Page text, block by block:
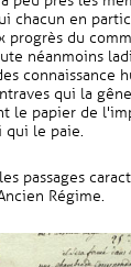
chacun en
progrès du
néanmoins
connaissance
qui la
le papier de
qui le paie.
passages
Régime.